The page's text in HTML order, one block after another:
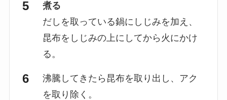
煮る
だしを取っている鍋にしじみを加え、
昆布をしじみの上にしてから火にかけ
る。
沸騰してきたら昆布を取り出し、アク
を取り除く。